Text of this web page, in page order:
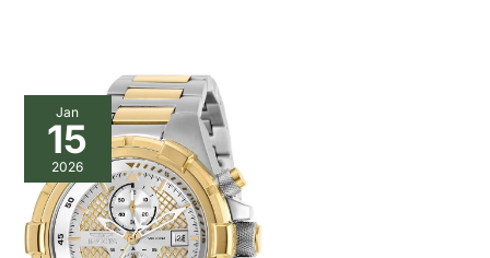
Jan
15
2026